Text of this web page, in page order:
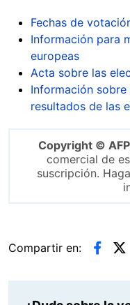
Fechas de
Información para
europeas
Acta sobre las
Información
resultados de las
Copyright ©
comercial de
suscripción.
Compartir en: